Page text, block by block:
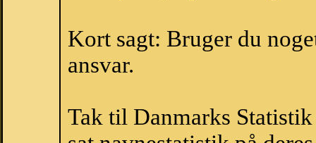
Kort sagt: Bruger du
ansvar.
Tak til Danmarks